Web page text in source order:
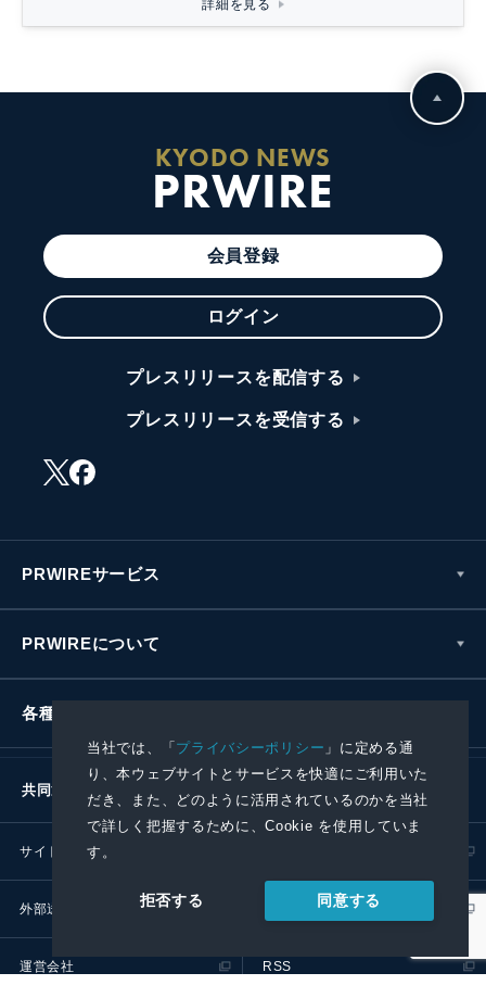
当社では、「プライバシーポリシー 」に定める通
り、本ウェブサイトとサービスを快適にご利用いた
だき、また、どのように活用されているのかを当社
で詳しく把握するために、Cookie を使用していま
す。
拒否する 同意する
詳細を見る
KYODO NEWS
PRWIRE
会員登録
ログイン
プレスリリースを配信する
プレスリリースを受信する
PRWIREサービス
PRWIREについて
各種お問い合わせ
共同通信社グループ
サイトポリシー
外部送信ポリシー プレスリリース取扱基準
運営会社 RSS